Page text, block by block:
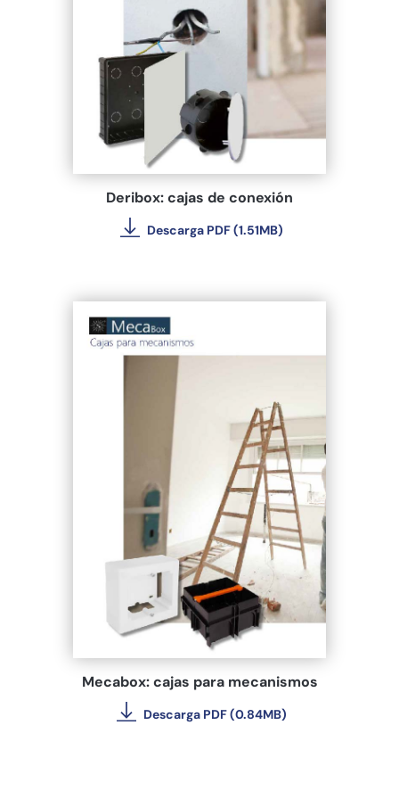
Deribox: cajas de conexión
Descarga PDF (1.51MB)
Mecabox: cajas para mecanismos
Descarga PDF (0.84MB)